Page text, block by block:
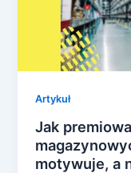
Artykuł
Jak
motywuje, a